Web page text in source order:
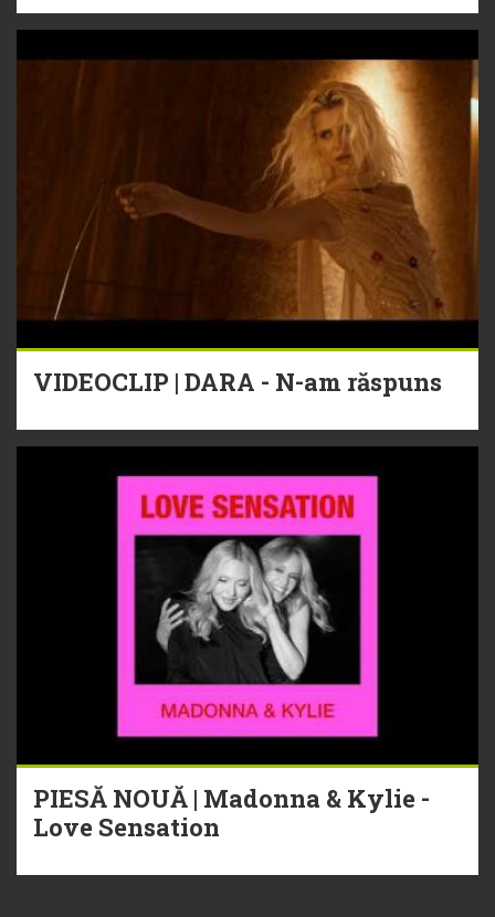
VIDEOCLIP | DARA - N-am răspuns
PIESĂ NOUĂ | Madonna & Kylie -
Love Sensation